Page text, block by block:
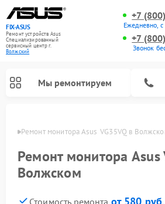
FIX-ASUS
Ремонт устройств Asus
Специализированный
cервисный центр г.
Волжский
+7
Ежедневно,
+7
Звонок
Мы ремонтируем
Ремонт монитора Asus  VG35VQ в
Ремонт монитора Asus
Волжском